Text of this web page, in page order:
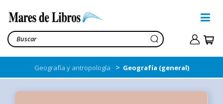
Geografía y antropología > Geografía (general)